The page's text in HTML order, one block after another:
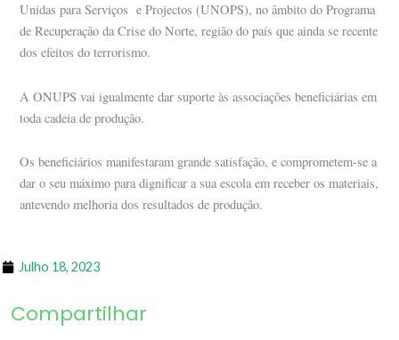
Unidas para Serviços e Projectos (UNOPS), no âmbito do Programa
de Recuperação da Crise do Norte, região do país que ainda se recente
dos efeitos do terrorismo.
A ONUPS vai igualmente dar suporte às associações beneficiárias em
toda cadeia de produção.
Os beneficiários manifestaram grande satisfação, e comprometem-se a
dar o seu máximo para dignificar a sua escola em receber os materiais,
antevendo melhoria dos resultados de produção.
Julho 18, 2023
Compartilhar